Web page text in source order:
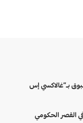
بـ”غالاكسي إس
القصر الحكومي